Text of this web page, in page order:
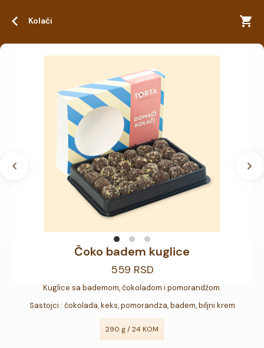
Kolači
Čoko badem kuglice
559 RSD
Kuglice sa bademom, čokoladom i pomorandžom.
Sastojci : čokolada, keks, pomorandza, badem, biljni krem
290 g / 24 KOM